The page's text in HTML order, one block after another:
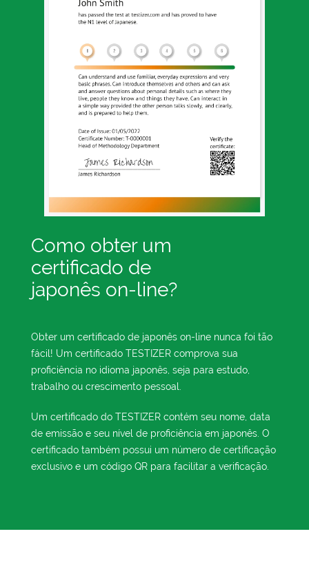
Como obter um
certificado de
japonês on-line?
Obter um certificado de japonês on-line nunca foi tão
fácil! Um certificado TESTIZER comprova sua
proficiência no idioma japonês, seja para estudo,
trabalho ou crescimento pessoal.
Um certificado do TESTIZER contém seu nome, data
de emissão e seu nível de proficiência em japonês. O
certificado também possui um número de certificação
exclusivo e um código QR para facilitar a verificação.